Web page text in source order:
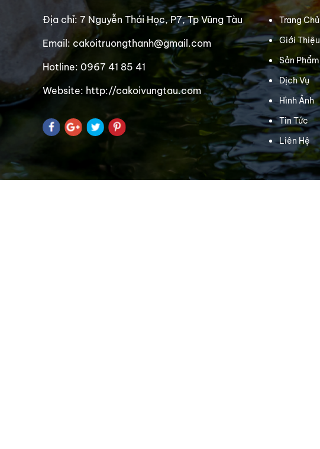
Địa chỉ: 7 Nguyễn Thái Học, P7, Tp Vũng Tàu
Email: cakoitruongthanh@gmail.com
Hotline: 0967 41 85 41
Website: http://cakoivungtau.com
Trang Chủ
Giới Thiệu
Sản Phẩm
Dịch Vụ
Hình Ảnh
Tin Tức
Liên Hệ